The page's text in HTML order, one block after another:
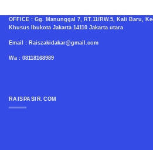
OFFICE : Gg. Manunggal 7, RT.11/RW.5, Kali Baru,
Khusus Ibukota Jakarta 14110 Jakarta utara
Email : Raiszakidakar@gmail.com
Wa : 08118168989
RAISPASIR.COM